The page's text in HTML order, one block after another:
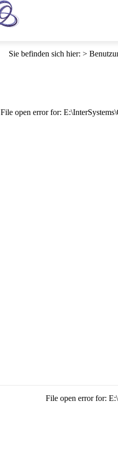
Sie befinden sich hier:
File open error for:
File open error for: